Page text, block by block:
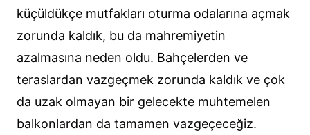
küçüldükçe mutfakları oturma odalarına açmak
zorunda kaldık, bu da mahremiyetin
azalmasına neden oldu. Bahçelerden ve
teraslardan vazgeçmek zorunda kaldık ve çok
da uzak olmayan bir gelecekte muhtemelen
balkonlardan da tamamen vazgeçeceğiz.